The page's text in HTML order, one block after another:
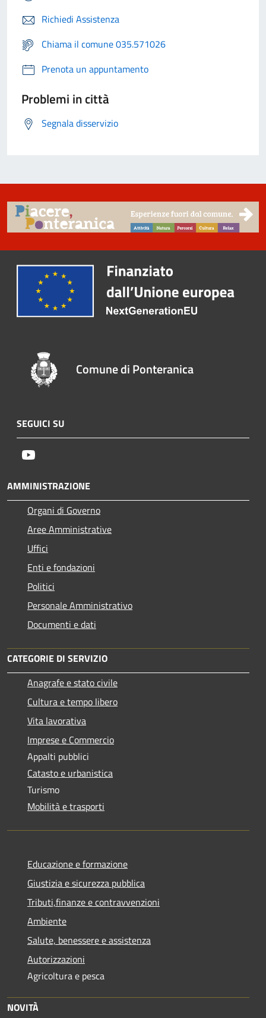
Richiedi Assistenza
Chiama il comune 035.571026
Prenota un appuntamento
Problemi in città
Segnala disservizio
Comune di Ponteranica
SEGUICI SU
AMMINISTRAZIONE
Organi di Governo
Aree Amministrative
Uffici
Enti e fondazioni
Politici
Personale Amministrativo
Documenti e dati
CATEGORIE DI SERVIZIO
Anagrafe e stato civile
Cultura e tempo libero
Vita lavorativa
Imprese e Commercio
Appalti pubblici
Catasto e urbanistica
Turismo
Mobilità e trasporti
Educazione e formazione
Giustizia e sicurezza pubblica
Tributi,finanze e contravvenzioni
Ambiente
Salute, benessere e assistenza
Autorizzazioni
Agricoltura e pesca
NOVITÀ